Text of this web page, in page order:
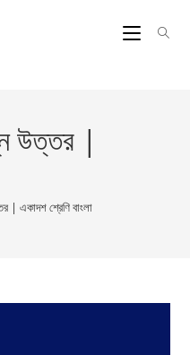
উত্তর |
| একাদশ শ্রেণি বাংলা